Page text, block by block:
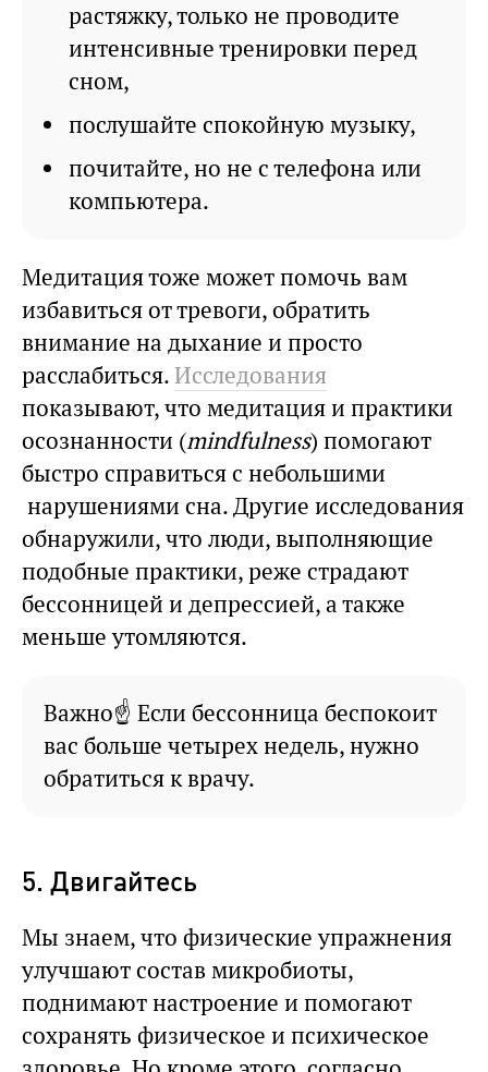
растяжку, только не проводите
интенсивные тренировки перед
сном,
послушайте спокойную музыку,
почитайте, но не с телефона или
компьютера.
Медитация тоже может помочь вам
избавиться от тревоги, обратить
внимание на дыхание и просто
расслабиться.Исследования
показывают, что медитация и практики
осознанности (mindfulness) помогают
быстро справиться с небольшими
нарушениями сна. Другие исследования
обнаружили, что люди, выполняющие
подобные практики, реже страдают
бессонницей и депрессией, а также
меньше утомляются.
Важно☝ Если бессонница беспокоит
вас больше четырех недель, нужно
обратиться к врачу.
5. Двигайтесь
Мы знаем, что физические упражнения
улучшают состав микробиоты,
поднимают настроение и помогают
сохранять физическое и психическое